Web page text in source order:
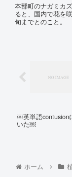
本部町のナガミカ
ると、国内で花を
旬までとのこと。
￼英単語contusion
いた￼
ホーム